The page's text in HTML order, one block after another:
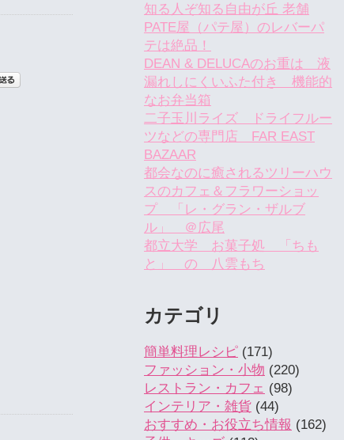
知る人ぞ知る自由が丘 老舗
PATE屋（パテ屋）のレバーパ
テは絶品！
DEAN & DELUCAのお重は 液
漏れしにくいふた付き 機能的
なお弁当箱
二子玉川ライズ ドライフルー
ツなどの専門店 FAR EAST
BAZAAR
都会なのに癒されるツリーハウ
スのカフェ＆フラワーショッ
プ 「レ・グラン・ザルブ
ル」 ＠広尾
都立大学 お菓子処 「ちも
と」 の 八雲もち
カテゴリ
簡単料理レシピ (171)
ファッション・小物 (220)
レストラン・カフェ (98)
インテリア・雑貨 (44)
おすすめ・お役立ち情報 (162)